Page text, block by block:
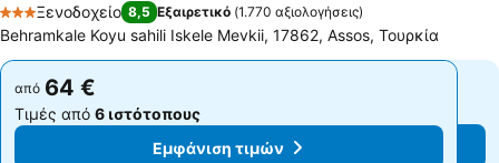
3 Αστέρια
Ξενοδοχείο 8,5 Εξαιρετικό (1.770 αξιολογήσεις)
Behramkale Koyu sahili Iskele Mevkii, 17862, Assos, Τουρκία
από 64 €
Τιμές από 6 ιστότοπους
Εμφάνιση τιμών
από 64 €
Τιμές από 6 ιστότοπους
Εμφάνιση τιμών